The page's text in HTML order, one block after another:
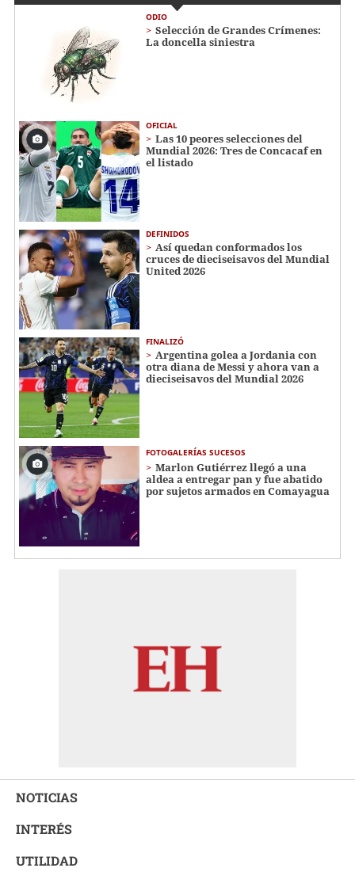
ODIO
Selección de Grandes Crímenes:
La doncella siniestra
OFICIAL
Las 10 peores selecciones del
Mundial 2026: Tres de Concacaf en
el listado
DEFINIDOS
Así quedan conformados los
cruces de dieciseisavos del Mundial
United 2026
FINALIZÓ
Argentina golea a Jordania con
otra diana de Messi y ahora van a
dieciseisavos del Mundial 2026
FOTOGALERÍAS SUCESOS
Marlon Gutiérrez llegó a una
aldea a entregar pan y fue abatido
por sujetos armados en Comayagua
NOTICIAS
INTERÉS
UTILIDAD